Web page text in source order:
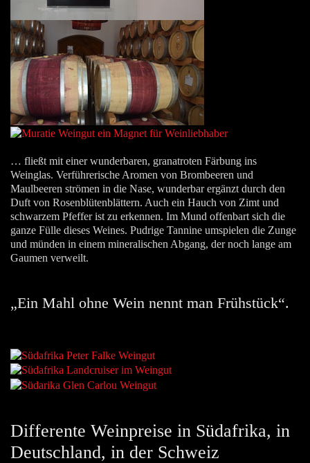
… fließt mit einer wunderbaren, granatroten Färbung ins
Weinglas. Verführerische Aromen von Brombeeren und
Maulbeeren strömen in die Nase, wunderbar ergänzt durch den
Duft von Rosenblütenblättern. Auch ein Hauch von Zimt und
schwarzem Pfeffer ist zu erkennen. Im Mund offenbart sich die
ganze Fülle dieses Weines. Pudrige Tannine umspielen die Zunge
und münden in einem mineralischen Abgang, der noch lange am
Gaumen verweilt.
„Ein Mahl ohne Wein nennt man Frühstück“.
Differente Weinpreise in Südafrika, in
Deutschland, in der Schweiz